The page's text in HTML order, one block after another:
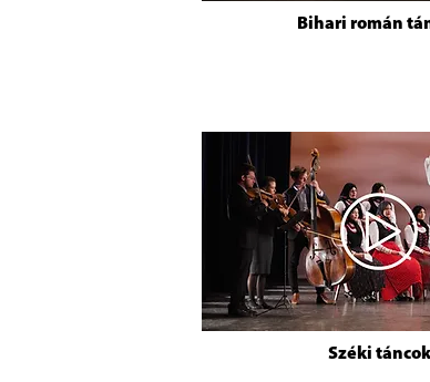
Bihari román
Széki táncok